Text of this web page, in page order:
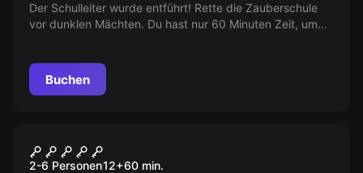
Der Schulleiter wurde entführt! Rette die Zauberschule
vor dunklen Mächten. Du hast nur 60 Minuten Zeit, um
Buchen
Jack The Ripper
2-6 Personen12+60 min.